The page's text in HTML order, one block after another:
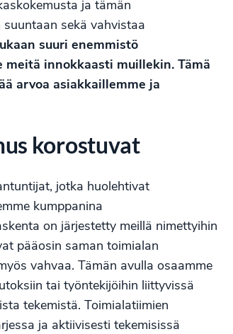
ja tämän
sekä vahvistaa
suuri enemmistö
innokkaasti muillekin. Tämä
arvoa asiakkaillemme ja
korostuvat
jotka huolehtivat
kumppanina
on järjestetty meillä nimettyihin
pääosin saman toimialan
vahvaa. Tämän avulla osaamme
tai työntekijöihin liittyvissä
tekemistä. Toimialatiimien
ja aktiivisesti tekemisissä